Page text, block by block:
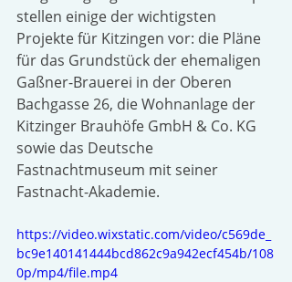
stellen einige der wichtigsten
Projekte für Kitzingen vor: die Pläne
für das Grundstück der ehemaligen
Gaßner-Brauerei in der Oberen
Bachgasse 26, die Wohnanlage der
Kitzinger Brauhöfe GmbH & Co. KG
sowie das Deutsche
Fastnachtmuseum mit seiner
Fastnacht-Akademie.
https://video.wixstatic.com/video/c569de_
bc9e140141444bcd862c9a942ecf454b/108
0p/mp4/file.mp4